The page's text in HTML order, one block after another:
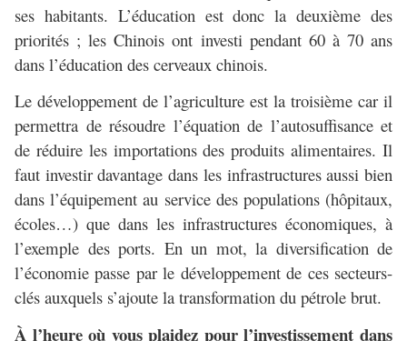
ses habitants. L’éducation est donc la deuxième des
priorités ; les Chinois ont investi pendant 60 à 70 ans
dans l’éducation des cerveaux chinois.
Le développement de l’agriculture est la troisième car il
permettra de résoudre l’équation de l’autosuffisance et
de réduire les importations des produits alimentaires. Il
faut investir davantage dans les infrastructures aussi bien
dans l’équipement au service des populations (hôpitaux,
écoles…) que dans les infrastructures économiques, à
l’exemple des ports. En un mot, la diversification de
l’économie passe par le développement de ces secteurs-
clés auxquels s’ajoute la transformation du pétrole brut.
À l’heure où vous plaidez pour l’investissement dans